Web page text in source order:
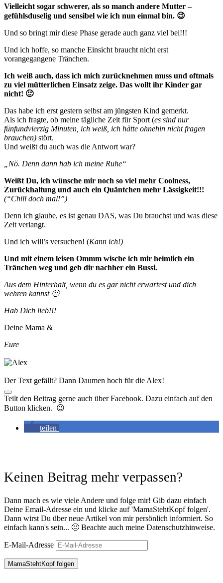
Vielleicht sogar schwerer, als so manch andere Mutter –
gefühlsduselig und sensibel wie ich nun einmal bin. 😉
Und so bringt mir diese Phase gerade auch ganz viel bei!!!
Und ich hoffe, so manche Einsicht braucht nicht erst
vorangegangene Tränchen.
Ich weiß auch, dass ich mich zurücknehmen muss und oftmals
zu viel mütterlichen Einsatz zeige. Das wollt ihr Kinder gar
nicht! 🙂
Das habe ich erst gestern selbst am jüngsten Kind gemerkt.
Als ich fragte, ob meine tägliche Zeit für Sport (es sind nur
fünfundvierzig Minuten, ich weiß, ich hätte ohnehin nicht fragen
brauchen) stört.
Und weißt du auch was die Antwort war?
„Nö. Denn dann hab ich meine Ruhe“
Weißt Du, ich wünsche mir noch so viel mehr Coolness,
Zurückhaltung und auch ein Quäntchen mehr Lässigkeit!!!
(“Chill doch mal!”)
Denn ich glaube, es ist genau DAS, was Du brauchst und was diese
Zeit verlangt.
Und ich will’s versuchen! (Kann ich!)
Und mit einem leisen Ommm wische ich mir heimlich ein
Tränchen weg und geb dir nachher ein Bussi.
Aus dem Hinterhalt, wenn du es gar nicht erwartest und dich
wehren kannst 🙂
Hab Dich lieb!!!
Deine Mama &
Eure
Der Text gefällt? Dann Daumen hoch für die Alex!
Teilt den Beitrag gerne auch über Facebook. Dazu einfach auf den
Button klicken. 😉
teilen
Keinen Beitrag mehr verpassen?
Dann mach es wie viele Andere und folge mir! Gib dazu einfach
Deine Email-Adresse ein und klicke auf 'MamaStehtKopf folgen'.
Dann wirst Du über neue Artikel von mir persönlich informiert. So
einfach kann's sein... 🙂 Beachte auch meine Datenschutzhinweise.
E-Mail-Adresse
MamaStehtKopf folgen